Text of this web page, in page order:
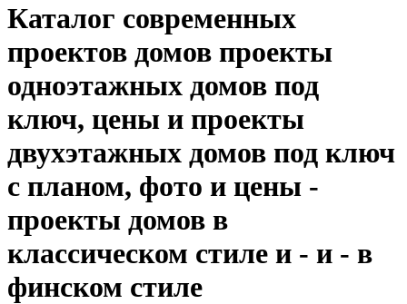
Каталог современных
проектов домов проекты
одноэтажных домов под
ключ, цены и проекты
двухэтажных домов под ключ
с планом, фото и цены -
проекты домов в
классическом стиле и - и - в
финском стиле